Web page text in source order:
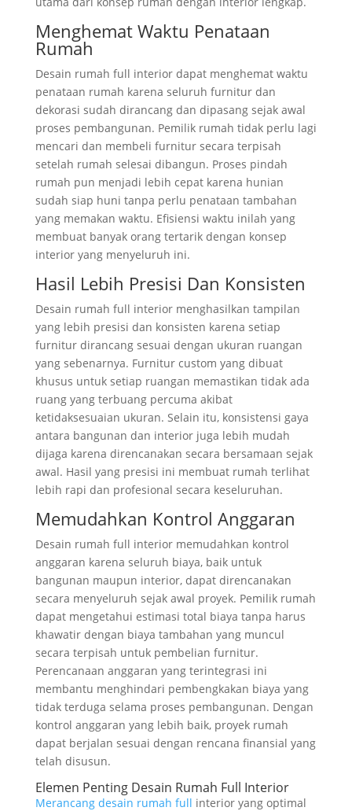
Menghemat Waktu Penataan
Rumah
Desain rumah full interior dapat menghemat waktu
penataan rumah karena seluruh furnitur dan
dekorasi sudah dirancang dan dipasang sejak awal
proses pembangunan. Pemilik rumah tidak perlu lagi
mencari dan membeli furnitur secara terpisah
setelah rumah selesai dibangun. Proses pindah
rumah pun menjadi lebih cepat karena hunian
sudah siap huni tanpa perlu penataan tambahan
yang memakan waktu. Efisiensi waktu inilah yang
membuat banyak orang tertarik dengan konsep
interior yang menyeluruh ini.
Hasil Lebih Presisi Dan Konsisten
Desain rumah full interior menghasilkan tampilan
yang lebih presisi dan konsisten karena setiap
furnitur dirancang sesuai dengan ukuran ruangan
yang sebenarnya. Furnitur custom yang dibuat
khusus untuk setiap ruangan memastikan tidak ada
ruang yang terbuang percuma akibat
ketidaksesuaian ukuran. Selain itu, konsistensi gaya
antara bangunan dan interior juga lebih mudah
dijaga karena direncanakan secara bersamaan sejak
awal. Hasil yang presisi ini membuat rumah terlihat
lebih rapi dan profesional secara keseluruhan.
Memudahkan Kontrol Anggaran
Desain rumah full interior memudahkan kontrol
anggaran karena seluruh biaya, baik untuk
bangunan maupun interior, dapat direncanakan
secara menyeluruh sejak awal proyek. Pemilik rumah
dapat mengetahui estimasi total biaya tanpa harus
khawatir dengan biaya tambahan yang muncul
secara terpisah untuk pembelian furnitur.
Perencanaan anggaran yang terintegrasi ini
membantu menghindari pembengkakan biaya yang
tidak terduga selama proses pembangunan. Dengan
kontrol anggaran yang lebih baik, proyek rumah
dapat berjalan sesuai dengan rencana finansial yang
telah disusun.
Elemen Penting Desain Rumah Full Interior
Merancang desain rumah full interior yang optimal